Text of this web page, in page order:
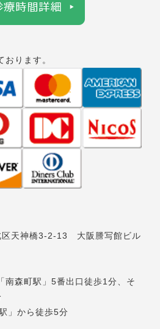
ります。
天神橋3-2-13 大阪謄写館ビル
南森町駅」5番出口徒歩1分、そ
」から徒歩5分